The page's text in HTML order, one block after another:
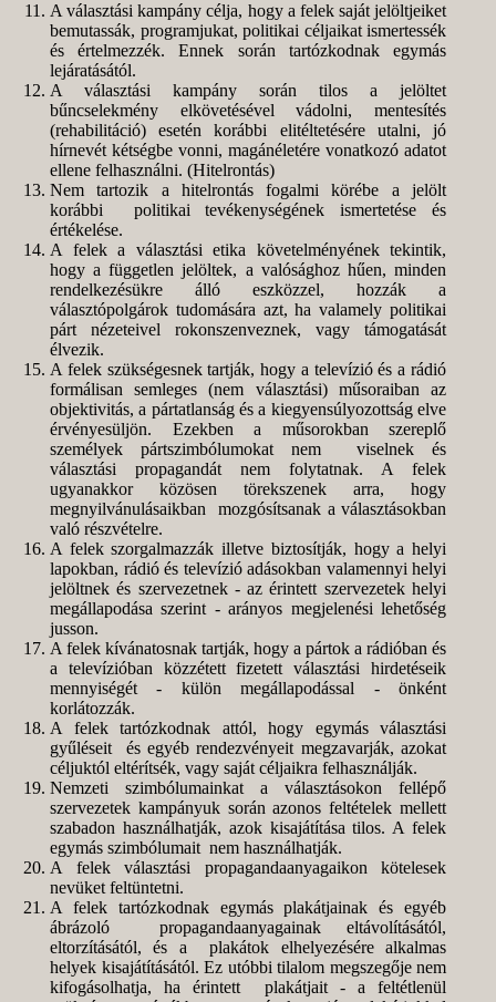
A választási kampány célja, hogy a felek saját jelöltjeiket
bemutassák, programjukat, politikai céljaikat ismertessék
és értelmezzék. Ennek során tartózkodnak egymás
lejáratásától.
A választási kampány során tilos a jelöltet
bűncselekmény elkövetésével vádolni, mentesítés
(rehabilitáció) esetén korábbi elitéltetésére utalni, jó
hírnevét kétségbe vonni, magánéletére vonatkozó adatot
ellene felhasználni. (Hitelrontás)
Nem tartozik a hitelrontás fogalmi körébe a jelölt
korábbi politikai tevékenységének ismertetése és
értékelése.
A felek a választási etika követelményének tekintik,
hogy a független jelöltek, a valósághoz hűen, minden
rendelkezésükre álló eszközzel, hozzák a
választópolgárok tudomására azt, ha valamely politikai
párt nézeteivel rokonszenveznek, vagy támogatását
élvezik.
A felek szükségesnek tartják, hogy a televízió és a rádió
formálisan semleges (nem választási) műsoraiban az
objektivitás, a pártatlanság és a kiegyensúlyozottság elve
érvényesüljön. Ezekben a műsorokban szereplő
személyek pártszimbólumokat nem viselnek és
választási propagandát nem folytatnak. A felek
ugyanakkor közösen törekszenek arra, hogy
megnyilvánulásaikban mozgósítsanak a választásokban
való részvételre.
A felek szorgalmazzák illetve biztosítják, hogy a helyi
lapokban, rádió és televízió adásokban valamennyi helyi
jelöltnek és szervezetnek - az érintett szervezetek helyi
megállapodása szerint - arányos megjelenési lehetőség
jusson.
A felek kívánatosnak tartják, hogy a pártok a rádióban és
a televízióban közzétett fizetett választási hirdetéseik
mennyiségét - külön megállapodással - önként
korlátozzák.
A felek tartózkodnak attól, hogy egymás választási
gyűléseit és egyéb rendezvényeit megzavarják, azokat
céljuktól eltérítsék, vagy saját céljaikra felhasználják.
Nemzeti szimbólumainkat a választásokon fellépő
szervezetek kampányuk során azonos feltételek mellett
szabadon használhatják, azok kisajátítása tilos. A felek
egymás szimbólumait nem használhatják.
A felek választási propagandaanyagaikon kötelesek
nevüket feltüntetni.
A felek tartózkodnak egymás plakátjainak és egyéb
ábrázoló propagandaanyagainak eltávolításától,
eltorzításától, és a plakátok elhelyezésére alkalmas
helyek kisajátításától. Ez utóbbi tilalom megszegője nem
kifogásolhatja, ha érintett plakátjait - a feltétlenül